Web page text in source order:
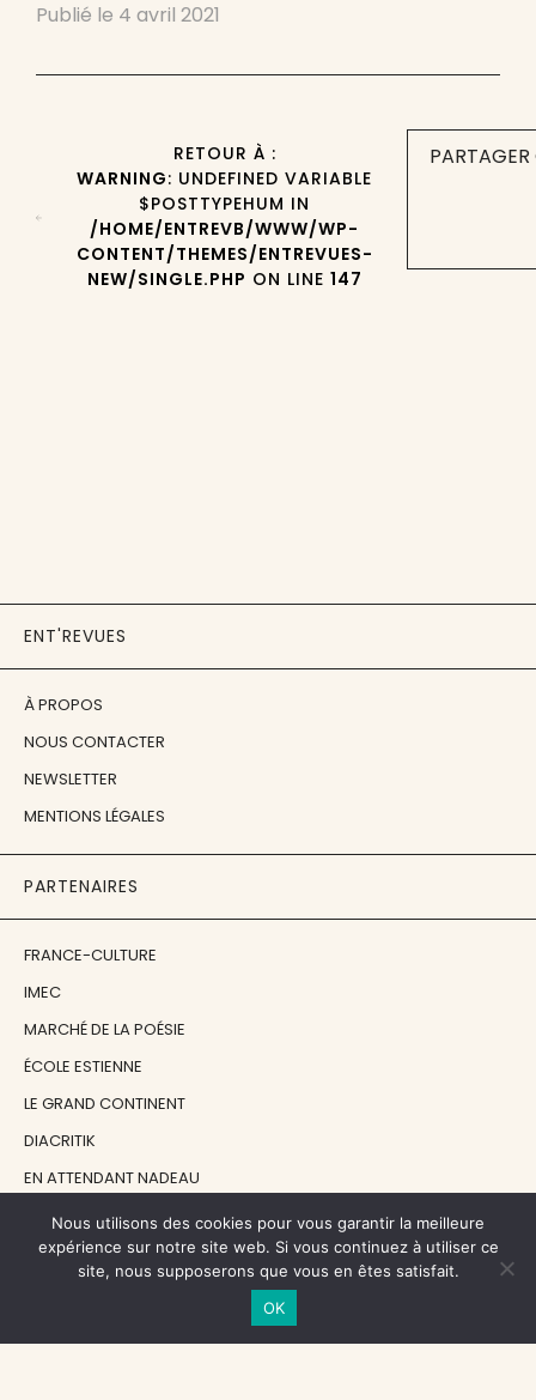
Publié le 4 avril 2021
RETOUR À :
WARNING: UNDEFINED VARIABLE
$POSTTYPEHUM IN
/HOME/ENTREVB/WWW/WP-
CONTENT/THEMES/ENTREVUES-
NEW/SINGLE.PHP ON LINE 147
ENT'REVUES
À PROPOS
NOUS CONTACTER
NEWSLETTER
MENTIONS LÉGALES
PARTENAIRES
FRANCE-CULTURE
IMEC
MARCHÉ DE LA POÉSIE
ÉCOLE ESTIENNE
LE GRAND CONTINENT
DIACRITIK
EN ATTENDANT NADEAU
NOS SOUTIENS
Nous utilisons des cookies pour vous garantir la meilleure
expérience sur notre site web. Si vous continuez à utiliser ce
site, nous supposerons que vous en êtes satisfait.
OK